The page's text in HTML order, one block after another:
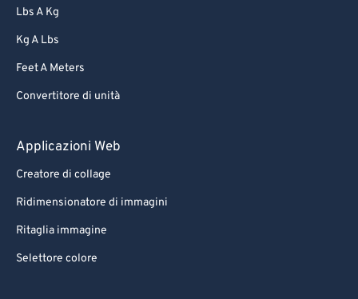
Lbs A Kg
Kg A Lbs
Feet A Meters
Convertitore di unità
Applicazioni Web
Creatore di collage
Ridimensionatore di immagini
Ritaglia immagine
Selettore colore